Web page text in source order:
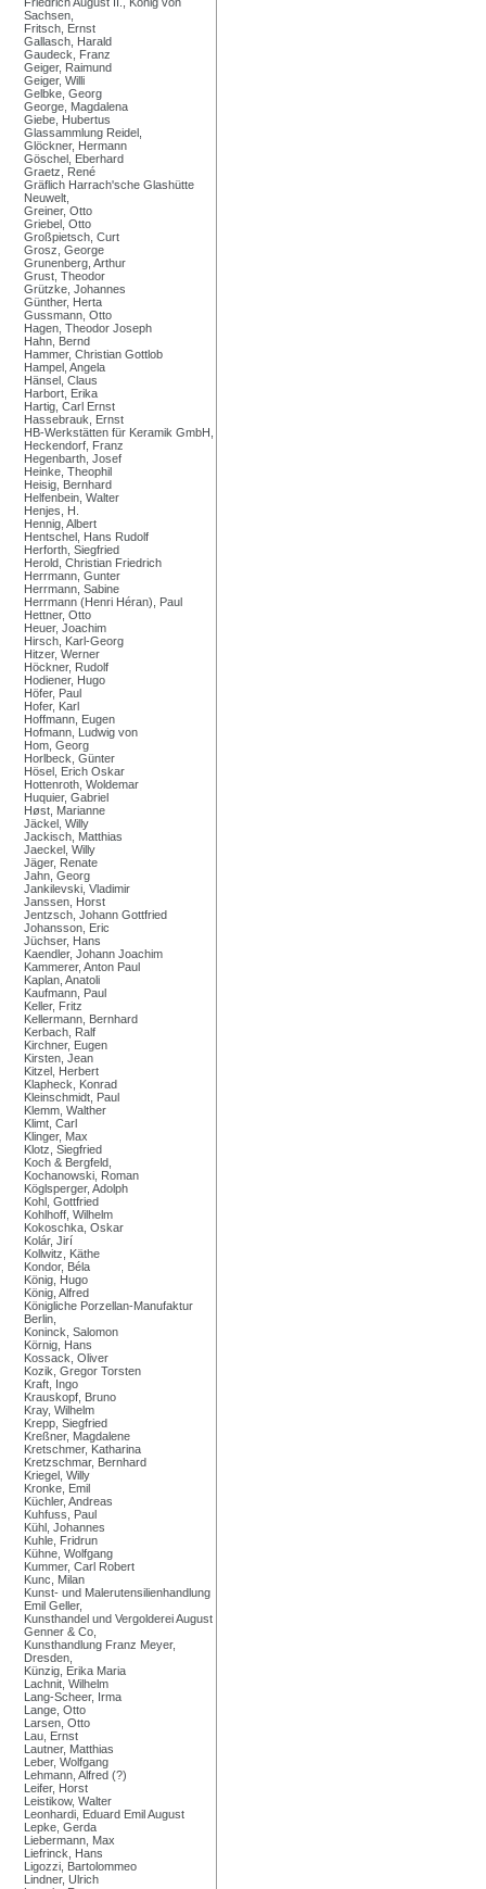
Sachsen,
Fritsch, Ernst
Gallasch, Harald
Gaudeck, Franz
Geiger, Raimund
Geiger, Willi
Gelbke, Georg
George, Magdalena
Giebe, Hubertus
Glassammlung Reidel,
Glöckner, Hermann
Göschel, Eberhard
Graetz, René
Gräflich Harrach'sche Glashütte
Neuwelt,
Greiner, Otto
Griebel, Otto
Großpietsch, Curt
Grosz, George
Grunenberg, Arthur
Grust, Theodor
Grützke, Johannes
Günther, Herta
Gussmann, Otto
Hagen, Theodor Joseph
Hahn, Bernd
Hammer, Christian Gottlob
Hampel, Angela
Hänsel, Claus
Harbort, Erika
Hartig, Carl Ernst
Hassebrauk, Ernst
HB-Werkstätten für Keramik GmbH,
Heckendorf, Franz
Hegenbarth, Josef
Heinke, Theophil
Heisig, Bernhard
Helfenbein, Walter
Henjes, H.
Hennig, Albert
Hentschel, Hans Rudolf
Herforth, Siegfried
Herold, Christian Friedrich
Herrmann, Gunter
Herrmann, Sabine
Herrmann (Henri Héran), Paul
Hettner, Otto
Heuer, Joachim
Hirsch, Karl-Georg
Hitzer, Werner
Höckner, Rudolf
Hodiener, Hugo
Höfer, Paul
Hofer, Karl
Hoffmann, Eugen
Hofmann, Ludwig von
Hom, Georg
Horlbeck, Günter
Hösel, Erich Oskar
Hottenroth, Woldemar
Huquier, Gabriel
Høst, Marianne
Jäckel, Willy
Jackisch, Matthias
Jaeckel, Willy
Jäger, Renate
Jahn, Georg
Jankilevski, Vladimir
Janssen, Horst
Jentzsch, Johann Gottfried
Johansson, Eric
Jüchser, Hans
Kaendler, Johann Joachim
Kammerer, Anton Paul
Kaplan, Anatoli
Kaufmann, Paul
Keller, Fritz
Kellermann, Bernhard
Kerbach, Ralf
Kirchner, Eugen
Kirsten, Jean
Kitzel, Herbert
Klapheck, Konrad
Kleinschmidt, Paul
Klemm, Walther
Klimt, Carl
Klinger, Max
Klotz, Siegfried
Koch & Bergfeld,
Kochanowski, Roman
Köglsperger, Adolph
Kohl, Gottfried
Kohlhoff, Wilhelm
Kokoschka, Oskar
Kolár, Jirí
Kollwitz, Käthe
Kondor, Béla
König, Hugo
König, Alfred
Königliche Porzellan-Manufaktur
Berlin,
Koninck, Salomon
Körnig, Hans
Kossack, Oliver
Kozik, Gregor Torsten
Kraft, Ingo
Krauskopf, Bruno
Kray, Wilhelm
Krepp, Siegfried
Kreßner, Magdalene
Kretschmer, Katharina
Kretzschmar, Bernhard
Kriegel, Willy
Kronke, Emil
Küchler, Andreas
Kuhfuss, Paul
Kühl, Johannes
Kuhle, Fridrun
Kühne, Wolfgang
Kummer, Carl Robert
Kunc, Milan
Kunst- und Malerutensilienhandlung
Emil Geller,
Kunsthandel und Vergolderei August
Genner & Co,
Kunsthandlung Franz Meyer,
Dresden,
Künzig, Erika Maria
Lachnit, Wilhelm
Lang-Scheer, Irma
Lange, Otto
Larsen, Otto
Lau, Ernst
Lautner, Matthias
Leber, Wolfgang
Lehmann, Alfred (?)
Leifer, Horst
Leistikow, Walter
Leonhardi, Eduard Emil August
Lepke, Gerda
Liebermann, Max
Liefrinck, Hans
Ligozzi, Bartolommeo
Lindner, Ulrich